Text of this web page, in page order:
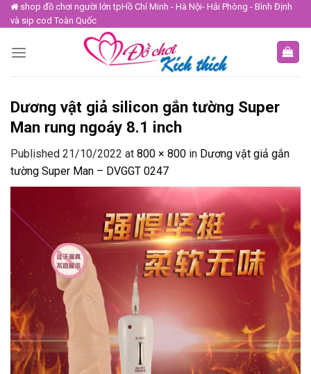
Skip
to
shop đồ chơi người lớn tpHồ Chí Minh - Hà Nội- Hải Phòng - Bình Định
và sip cod Toàn Quốc
Dương vật giả silicon gắn tường Super
Man rung ngoáy 8.1 inch
Published 21/10/2022 at 800 × 800 in Dương vật giả gắn
tường Super Man – DVGGT 0247